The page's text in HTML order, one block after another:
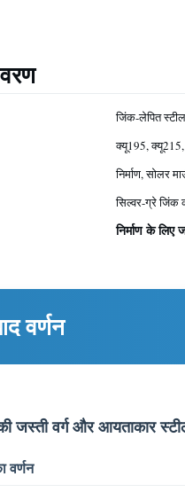
जिंक-लेपित
क्यू195,
निर्माण, सोलर
सिल्वर-ग्रे जिंक
निर्माण के लिए
वर्णन
जस्ती वर्ग और आयताकार
वर्णन